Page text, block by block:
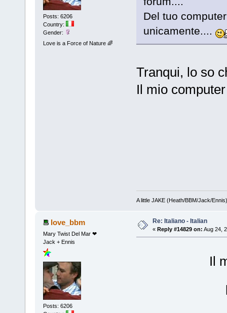
Posts: 6206
Country:
Gender:
Love is a Force of Nature 🌈
Del tuo
unicamente....
Tranqui, lo so
Il mio
A little JAKE (Heath/BBM/Jack/
love_bbm
Mary Twist Del Mar ❤
Jack + Ennis
Posts: 6206
Re: Italiano - Italian
« Reply #14829 on: Aug 24,
Il